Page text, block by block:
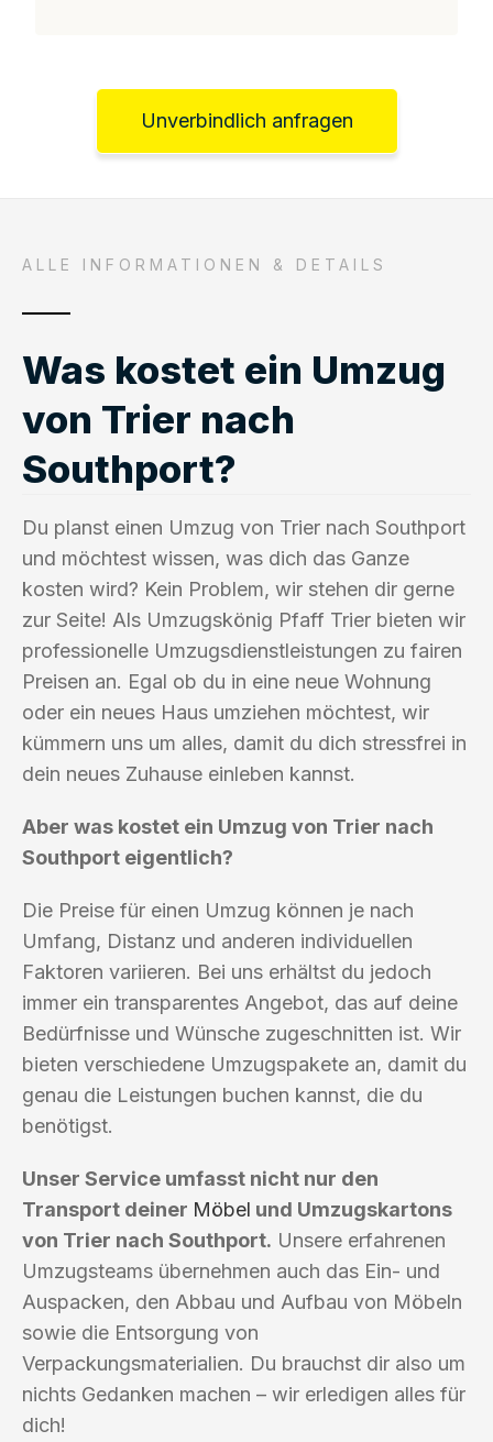
Unverbindlich anfragen
ALLE INFORMATIONEN & DETAILS
Was kostet ein Umzug
von Trier nach
Southport?
Du planst einen Umzug von Trier nach Southport
und möchtest wissen, was dich das Ganze
kosten wird? Kein Problem, wir stehen dir gerne
zur Seite! Als Umzugskönig Pfaff Trier bieten wir
professionelle Umzugsdienstleistungen zu fairen
Preisen an. Egal ob du in eine neue Wohnung
oder ein neues Haus umziehen möchtest, wir
kümmern uns um alles, damit du dich stressfrei in
dein neues Zuhause einleben kannst.
Aber was kostet ein Umzug von Trier nach
Southport eigentlich?
Die Preise für einen Umzug können je nach
Umfang, Distanz und anderen individuellen
Faktoren variieren. Bei uns erhältst du jedoch
immer ein transparentes Angebot, das auf deine
Bedürfnisse und Wünsche zugeschnitten ist. Wir
bieten verschiedene Umzugspakete an, damit du
genau die Leistungen buchen kannst, die du
benötigst.
Unser Service umfasst nicht nur den
Transport deiner Möbel und Umzugskartons
von Trier nach Southport. Unsere erfahrenen
Umzugsteams übernehmen auch das Ein- und
Auspacken, den Abbau und Aufbau von Möbeln
sowie die Entsorgung von
Verpackungsmaterialien. Du brauchst dir also um
nichts Gedanken machen – wir erledigen alles für
dich!